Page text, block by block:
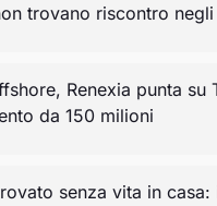
trovano riscontro negli
Renexia punta su
da 150 milioni
senza vita in